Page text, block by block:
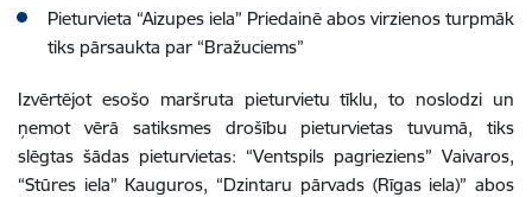
Pieturvieta “Aizupes iela” Priedainē abos virzienos turpmāk
tiks pārsaukta par “Bražuciems”
Izvērtējot esošo maršruta pieturvietu tīklu, to noslodzi un
ņemot vērā satiksmes drošību pieturvietas tuvumā, tiks
slēgtas šādas pieturvietas: “Ventspils pagrieziens” Vaivaros,
“Stūres iela” Kauguros, “Dzintaru pārvads (Rīgas iela)” abos